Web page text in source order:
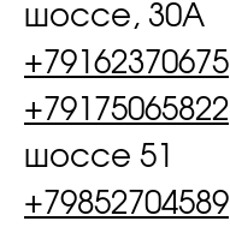
шоссе, 30А
+79162370675
+79175065822
шоссе 51
+79852704589